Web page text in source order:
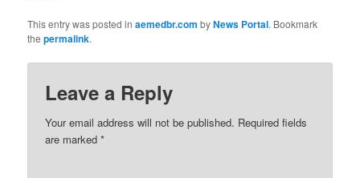
This entry was posted inaemedbr.com byNews Portal. Bookmark
thepermalink.
Leave a Reply
Your email address will not be published. Required fields
are marked*